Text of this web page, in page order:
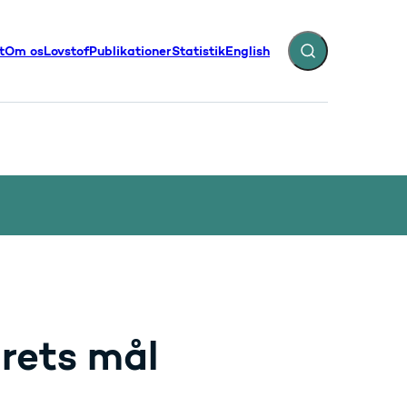
Om osLovstofPublikationerStatistikEnglish Fold søgefelt ud
- Flere links
mål